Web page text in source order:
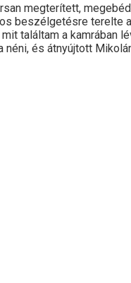
megterített,
beszélgetésre terelte
találtam a kamrában
néni, és átnyújtott